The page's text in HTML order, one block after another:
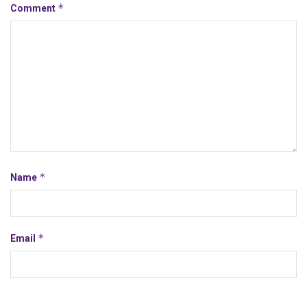
Comment *
Name *
Email *